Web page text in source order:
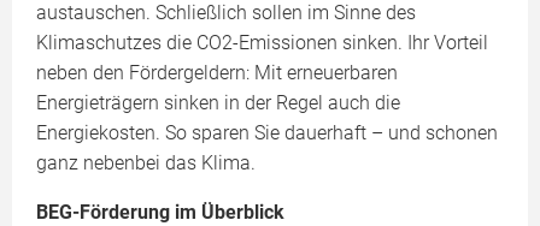
austauschen. Schließlich sollen im Sinne des
Klimaschutzes die CO2-Emissionen sinken. Ihr Vorteil
neben den Fördergeldern: Mit erneuerbaren
Energieträgern sinken in der Regel auch die
Energiekosten. So sparen Sie dauerhaft – und schonen
ganz nebenbei das Klima.
BEG-Förderung im Überblick